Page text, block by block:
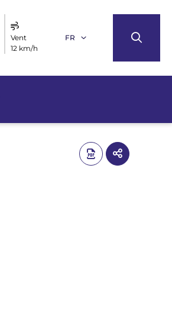
Vent
12 km/h
FR